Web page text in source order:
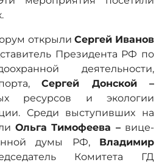
открыли Сергей Иванов
Президента РФ по
деятельности,
Сергей Донской –
ресурсов и экологии
Среди выступивших на
Ольга Тимофеева – вице-
думы РФ, Владимир
Комитета ГД